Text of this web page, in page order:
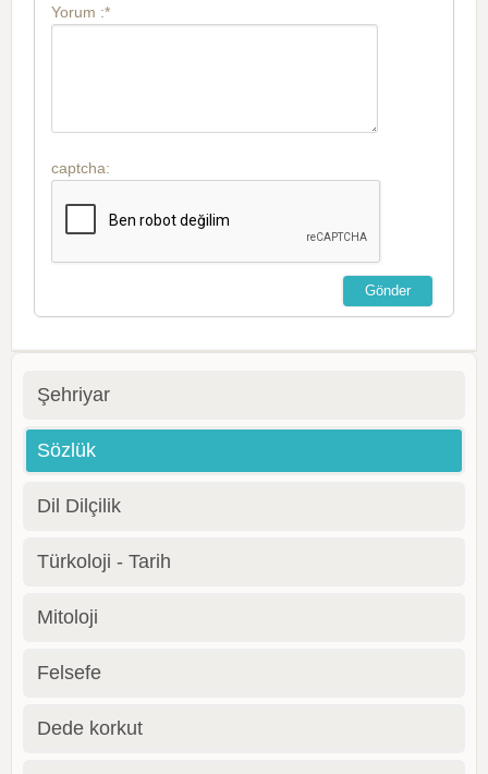
Yorum :*
captcha:
Şehriyar
Sözlük
Dil Dilçilik
Türkoloji - Tarih
Mitoloji
Felsefe
Dede korkut